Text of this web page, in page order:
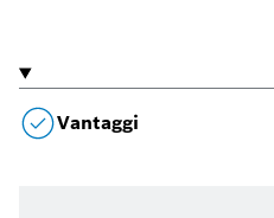
Vantaggi